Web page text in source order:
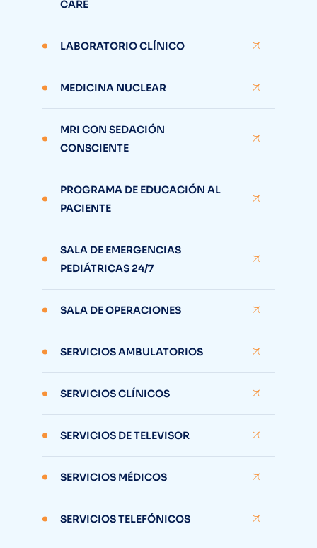
CARE
LABORATORIO CLÍNICO
MEDICINA NUCLEAR
MRI CON SEDACIÓN
CONSCIENTE
PROGRAMA DE EDUCACIÓN AL
PACIENTE
SALA DE EMERGENCIAS
PEDIÁTRICAS 24/7
SALA DE OPERACIONES
SERVICIOS AMBULATORIOS
SERVICIOS CLÍNICOS
SERVICIOS DE TELEVISOR
SERVICIOS MÉDICOS
SERVICIOS TELEFÓNICOS